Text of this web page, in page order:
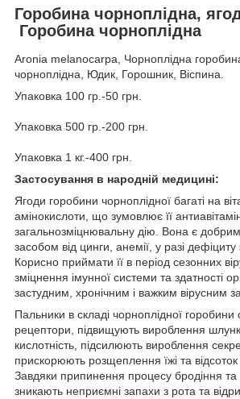
Горобина чорноплідна,
Горобина чорноплідна
Aronia melanocarpa, Чорноплідна
чорноплідна, Юдик, Горошник, Віспина.
Упаковка 100 гр.-50 грн.
Упаковка 500 гр.-200 грн.
Упаковка 1 кг.-400 грн.
Застосування в народній медицині:
Ягоди горобини чорноплідної багаті на
амінокислоти, що зумовлює її
загальнозміцнювальну дію. Вона є
засобом від цинги, анемії, у разі дефіциту
Корисно приймати її в період сезонних
зміцнення імунної системи та здатності
застудним, хронічним і важким вірусним
Пальники в складі чорноплідної
рецептори, підвищують вироблення
кислотність, підсилюють вироблення
прискорюють розщеплення їжі та відсоток
Завдяки припинення процесу бродіння та
зникають неприємні запахи з рота та